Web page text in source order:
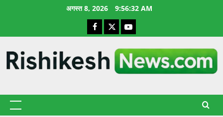
अगस्त 8, 2026 9:56:32 AM
Facebook
X YouTube
प्राथमिक